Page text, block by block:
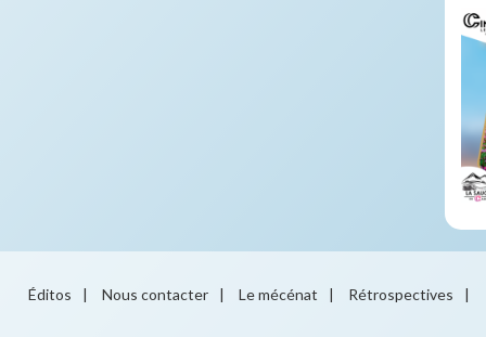
Éditos | Nous contacter | Le mécénat | Rétrospectives |